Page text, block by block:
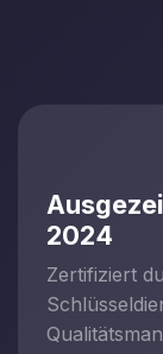
2024
Zertifiziert